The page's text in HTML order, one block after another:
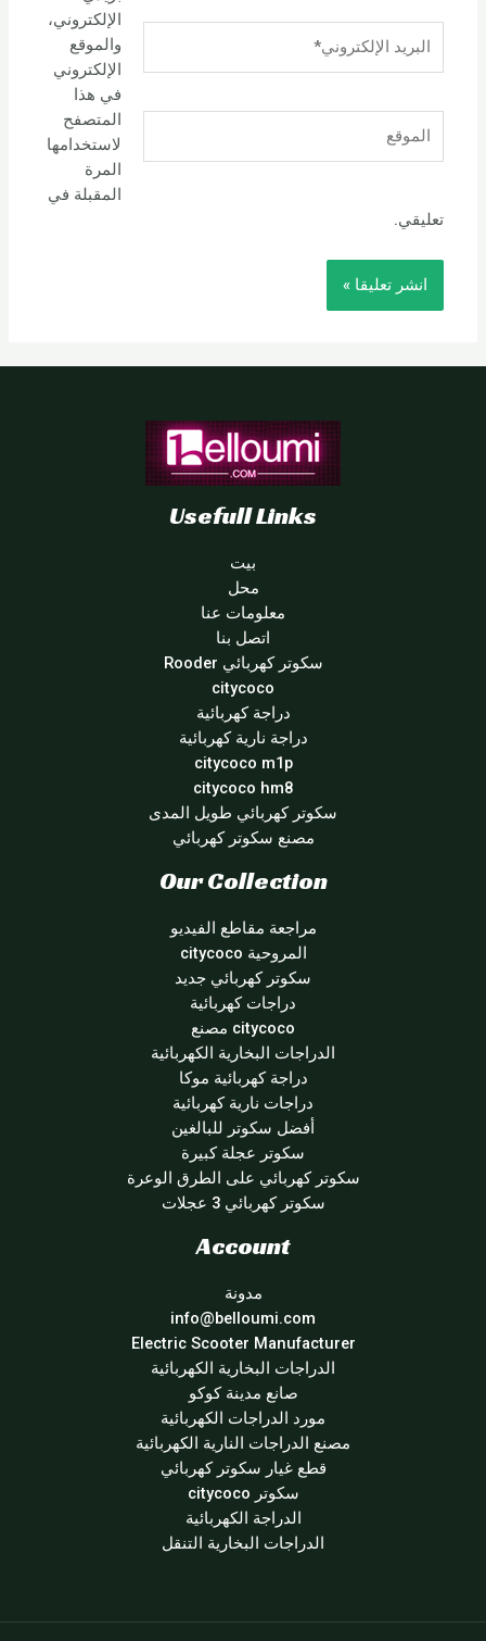
الإلكتروني*
الإلكتروني،
والموقع
الإلكتروني
في هذا
المتصفح
لاستخدامها
المرة
المقبلة في
تعليقي.
Usefull Links
بيت
محل
معلومات عنا
اتصل بنا
سكوتر كهربائي Rooder
citycoco
دراجة كهربائية
دراجة نارية كهربائية
citycoco m1p
citycoco hm8
سكوتر كهربائي طويل المدى
مصنع سكوتر كهربائي
Our Collection
مراجعة مقاطع الفيديو
المروحية citycoco
سكوتر كهربائي جديد
دراجات كهربائية
citycoco مصنع
الدراجات البخارية الكهربائية
دراجة كهربائية موكا
دراجات نارية كهربائية
أفضل سكوتر للبالغين
سكوتر عجلة كبيرة
سكوتر كهربائي على الطرق الوعرة
سكوتر كهربائي 3 عجلات
Account
مدونة
info@belloumi.com
Electric Scooter Manufacturer
الدراجات البخارية الكهربائية
صانع مدينة كوكو
مورد الدراجات الكهربائية
مصنع الدراجات النارية الكهربائية
قطع غيار سكوتر كهربائي
سكوتر citycoco
الدراجة الكهربائية
الدراجات البخارية التنقل